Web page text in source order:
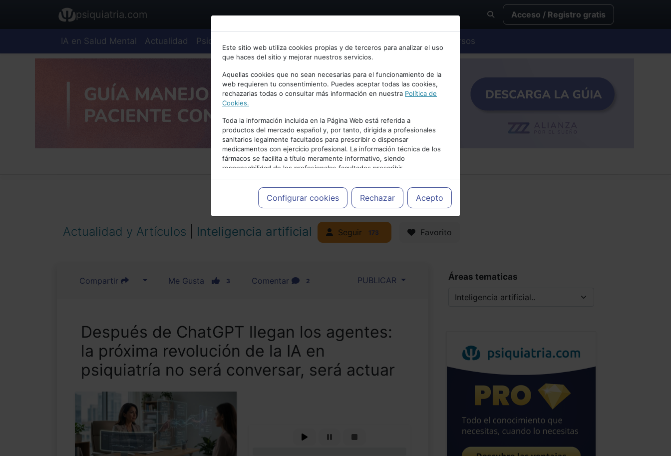
Bienvenid@ a psiquiatria.com
Escribe tu Email
Accede o regístrate con tu email.
Cancelar
psiquiatria.com Acceso / Registro gratis
IA en Salud Mental Actualidad Psiquiatría Cursos
Este sitio web utiliza cookies propias y de terceros para analizar el uso
que haces del sitio y mejorar nuestros servicios.
Aquellas cookies que no sean necesarias para el funcionamiento de la
web requieren tu consentimiento. Puedes aceptar todas las cookies,
rechazarlas todas o consultar más información en nuestra Política de
Cookies.
Toda la información incluida en la Página Web está referida a
productos del mercado español y, por tanto, dirigida a profesionales
sanitarios legalmente facultados para prescribir o dispensar
medicamentos con ejercicio profesional. La información técnica de los
fármacos se facilita a título meramente informativo, siendo
responsabilidad de los profesionales facultados prescribir
medicamentos y decidir, en cada caso concreto, el tratamiento más
adecuado a las necesidades del paciente.
Configurar cookies Rechazar Acepto
PUBLICIDAD
Actualidad y Artículos Inteligencia artificial Seguir 173 Favorito
Compartir Me Gusta 3 Comentar 2 PUBLICAR
Después de ChatGPT llegan los agentes:
la próxima revolución de la IA en
psiquiatría no será conversar, será actuar
Áreas tematicas